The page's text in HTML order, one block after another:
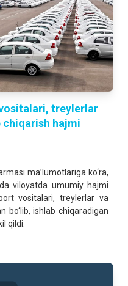
treylerlar
hajmi
ma’lumotlariga ko‘ra,
viloyatda umumiy hajmi
vositalari, treylerlar va
bo‘lib, ishlab chiqaradigan
qildi.